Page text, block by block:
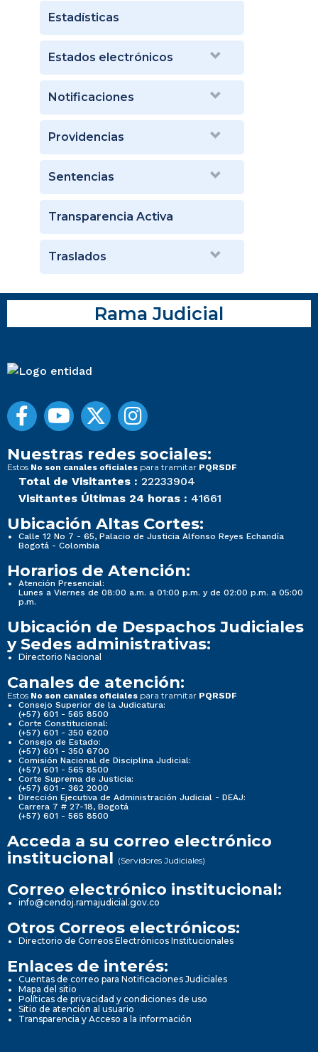
Estadísticas
Estados electrónicos
Notificaciones
Providencias
Sentencias
Transparencia Activa
Traslados
Rama Judicial
Nuestras redes sociales:
Estos No son canales oficiales para tramitar PQRSDF
Total de Visitantes : 22233904
Visitantes Últimas 24 horas : 41661
Ubicación Altas Cortes:
Calle 12 No 7 - 65, Palacio de Justicia Alfonso Reyes Echandía
Bogotá - Colombia
Horarios de Atención:
Atención Presencial:
Lunes a Viernes de 08:00 a.m. a 01:00 p.m. y de 02:00 p.m. a 05:00
p.m.
Ubicación de Despachos Judiciales
y Sedes administrativas:
Directorio Nacional
Canales de atención:
Estos No son canales oficiales para tramitar PQRSDF
Consejo Superior de la Judicatura:
(+57) 601 - 565 8500
Corte Constitucional:
(+57) 601 - 350 6200
Consejo de Estado:
(+57) 601 - 350 6700
Comisión Nacional de Disciplina Judicial:
(+57) 601 - 565 8500
Corte Suprema de Justicia:
(+57) 601 - 362 2000
Dirección Ejecutiva de Administración Judicial - DEAJ:
Carrera 7 # 27-18, Bogotá
(+57) 601 - 565 8500
Acceda a su correo electrónico
institucional (Servidores Judiciales)
Correo electrónico institucional:
info@cendoj.ramajudicial.gov.co
Otros Correos electrónicos:
Directorio de Correos Electrónicos Institucionales
Enlaces de interés:
Cuentas de correo para Notificaciones Judiciales
Mapa del sitio
Políticas de privacidad y condiciones de uso
Sitio de atención al usuario
Transparencia y Acceso a la información